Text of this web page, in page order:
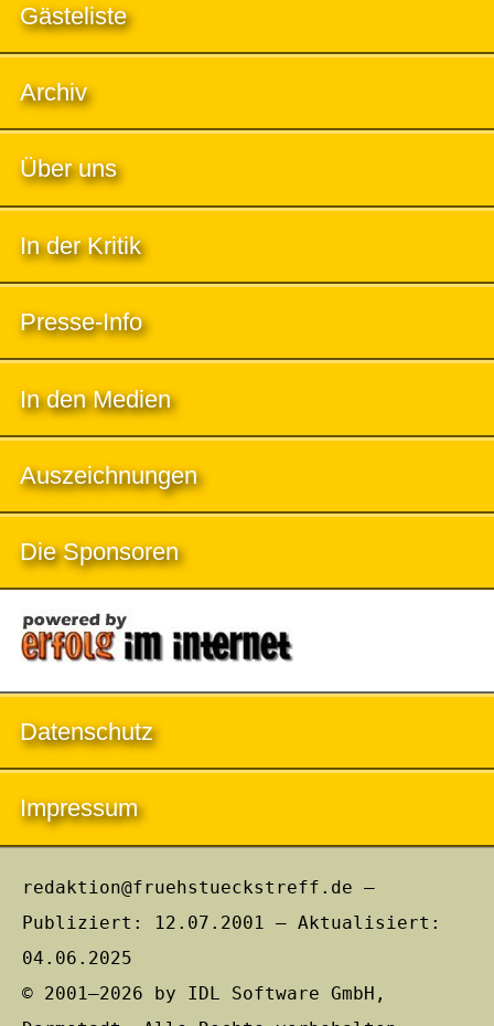
Gästeliste
Archiv
Über uns
In der Kritik
Presse-Info
In den Medien
Auszeichnungen
Die Sponsoren
Datenschutz
Impressum
redaktion@fruehstueckstreff.de –
Publiziert: 12.07.2001 – Aktualisiert:
04.06.2025
© 2001–2026 by IDL Software GmbH,